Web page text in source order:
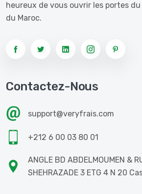
heureux de vous ouvrir les portes
du Maroc.
Contactez-Nous
support@veryfrais.com
+212 6 00 03 80 01
ANGLE BD ABDELMOUMEN &
SHEHRAZADE 3 ETG 4 N 20